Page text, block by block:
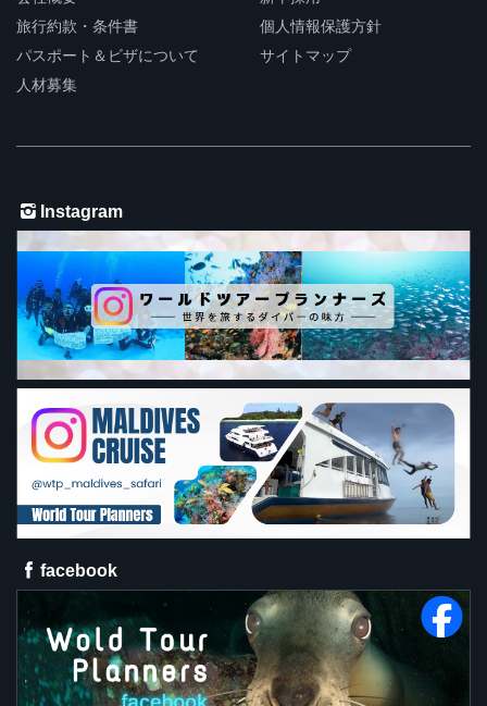
旅行約款・条件書
パスポート＆ビザについて
人材募集
個人情報保護方針
サイトマップ
Instagram
facebook